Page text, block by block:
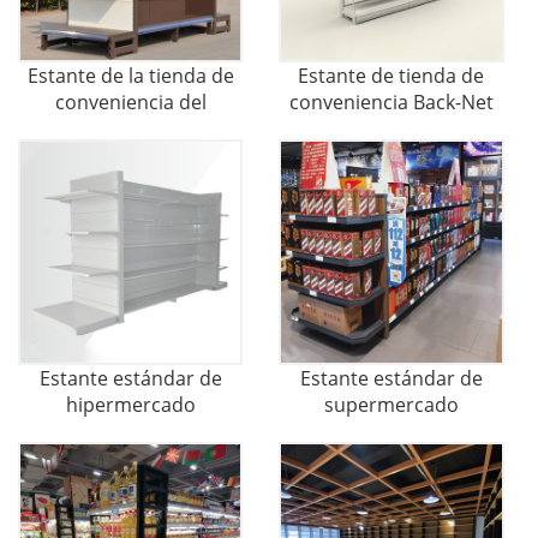
Estante de la tienda de
conveniencia del
Estante de tienda de
conveniencia Back-Net
Estante estándar de
hipermercado
Estante estándar de
supermercado